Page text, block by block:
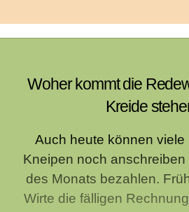
Woher kommt die
Kreide
Auch heute können viele
Kneipen noch
des Monats bezahlen.
Wirte die fälligen